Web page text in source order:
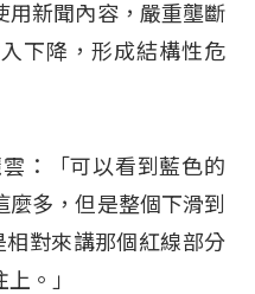
用新聞內容，嚴重壟斷
下降，形成結構性危
：「可以看到藍色的
多，但是整個下滑到
對來講那個紅線部分
。」